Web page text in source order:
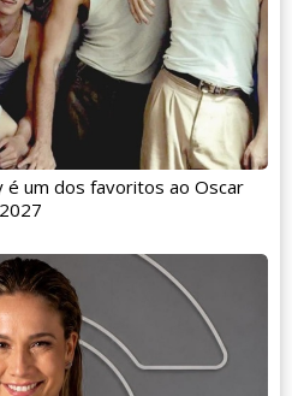
é um dos favoritos ao Oscar
2027